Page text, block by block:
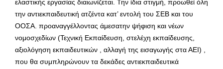
ελαστικής εργασίας διαιωνίζεται. Την ίδια στιγμή, προωθεί όλη
την αντιεκπαιδευτική ατζέντα κατ’ εντολή του ΣΕΒ και του
ΟΟΣΑ. προαναγγέλλοντας άμεσατην ψήφιση και νέων
νομοσχεδίων (Τεχνική Εκπαίδευση, στελέχη εκπαίδευσης,
αξιολόγηση εκπαιδευτικών , αλλαγή της εισαγωγής στα ΑΕΙ) ,
που θα συμπληρώνουν τα δεκάδες αντιεκπαιδευτικά